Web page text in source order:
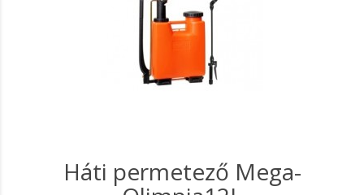
Háti permetező Mega-